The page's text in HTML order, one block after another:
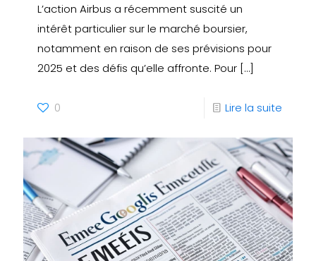
L’action Airbus a récemment suscité un
intérêt particulier sur le marché boursier,
notamment en raison de ses prévisions pour
2025 et des défis qu’elle affronte. Pour […]
0 Lire la suite